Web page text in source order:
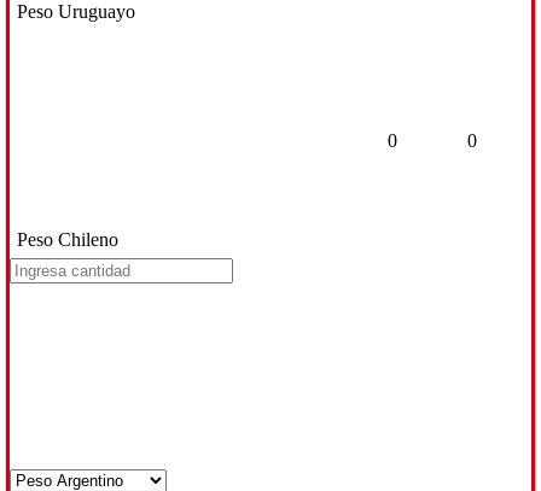
Peso Uruguayo
Peso Chileno
0 0